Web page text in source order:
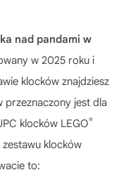
nad pandami w
w 2025 roku i
klocków znajdziesz
przeznaczony jest dla
klocków LEGO®
zestawu klocków
to: